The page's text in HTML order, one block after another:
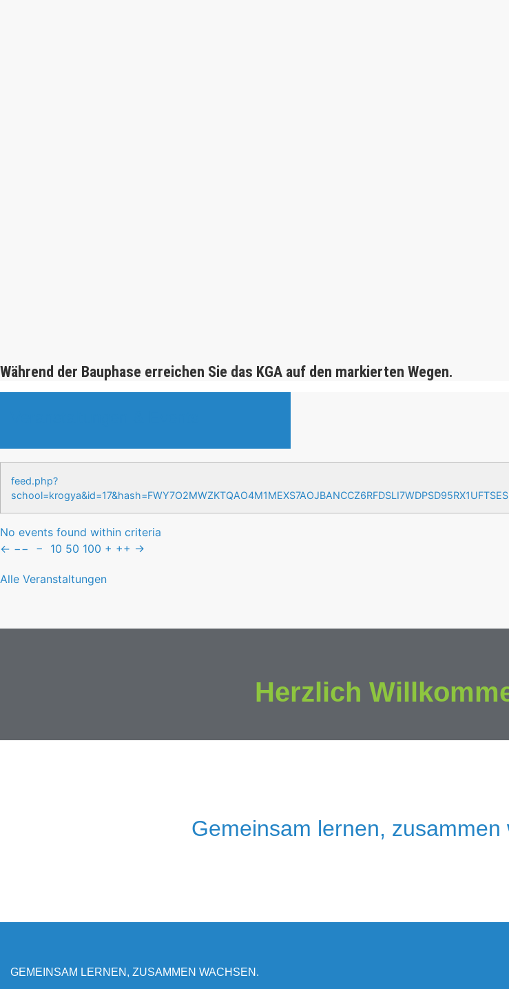
Während der Bauphase erreichen Sie das KGA auf den markierten Wegen.
feed.php?
No events found within criteria
← −− − 10 50 100 + ++ →
Alle Veranstaltungen
Herzlich
Gemeinsam lernen, zusammen
GEMEINSAM LERNEN, ZUSAMMEN WACHSEN.